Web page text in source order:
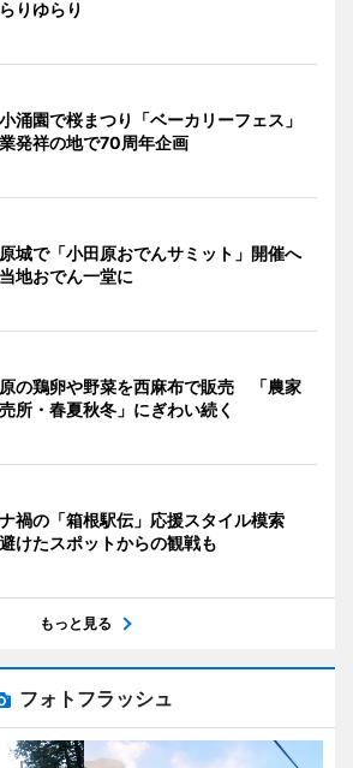
りゆらり
涌園で桜まつり「ベーカリーフェス」
発祥の地で70周年企画
城で「小田原おでんサミット」開催へ
地おでん一堂に
の鶏卵や野菜を西麻布で販売 「農家
所・春夏秋冬」にぎわい続く
禍の「箱根駅伝」応援スタイル模索
けたスポットからの観戦も
もっと見る
フォトフラッシュ